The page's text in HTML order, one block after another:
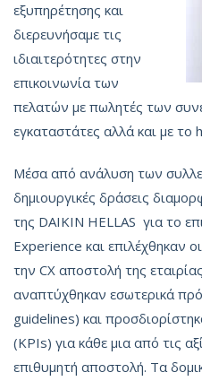
εξυπηρέτησης και
διερευνήσαμε τις
ιδιαιτερότητες στην
επικοινωνία των
πελατών με πωλητές των
εγκαταστάτες αλλά και με το
Μέσα από ανάλυση των
δημιουργικές δράσεις
της DAIKIN HELLAS για το
Experience και επιλέχθηκαν
την CX αποστολή της
αναπτύχθηκαν εσωτερικά
guidelines) και
(KPIs) για κάθε μια από τις
επιθυμητή αποστολή. Τα